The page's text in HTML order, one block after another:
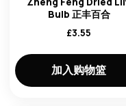
Bulb 正丰百合
£3.55
加入购物篮